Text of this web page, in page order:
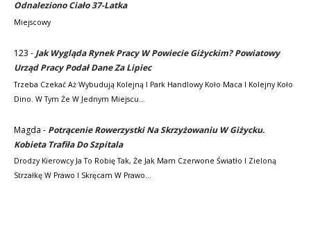
Odnaleziono Ciało 37-Latka
Miejscowy
123 - Jak Wygląda Rynek Pracy W Powiecie Giżyckim? Powiatowy
Urząd Pracy Podał Dane Za Lipiec
Trzeba Czekać Aż Wybudują Kolejną I Park Handlowy Koło Maca I Kolejny Koło
Dino. W Tym Że W Jednym Miejscu…
Magda - Potrącenie Rowerzystki Na Skrzyżowaniu W Giżycku.
Kobieta Trafiła Do Szpitala
Drodzy Kierowcy Ja To Robię Tak, Że Jak Mam Czerwone Światło I Zieloną
Strzałkę W Prawo I Skręcam W Prawo…